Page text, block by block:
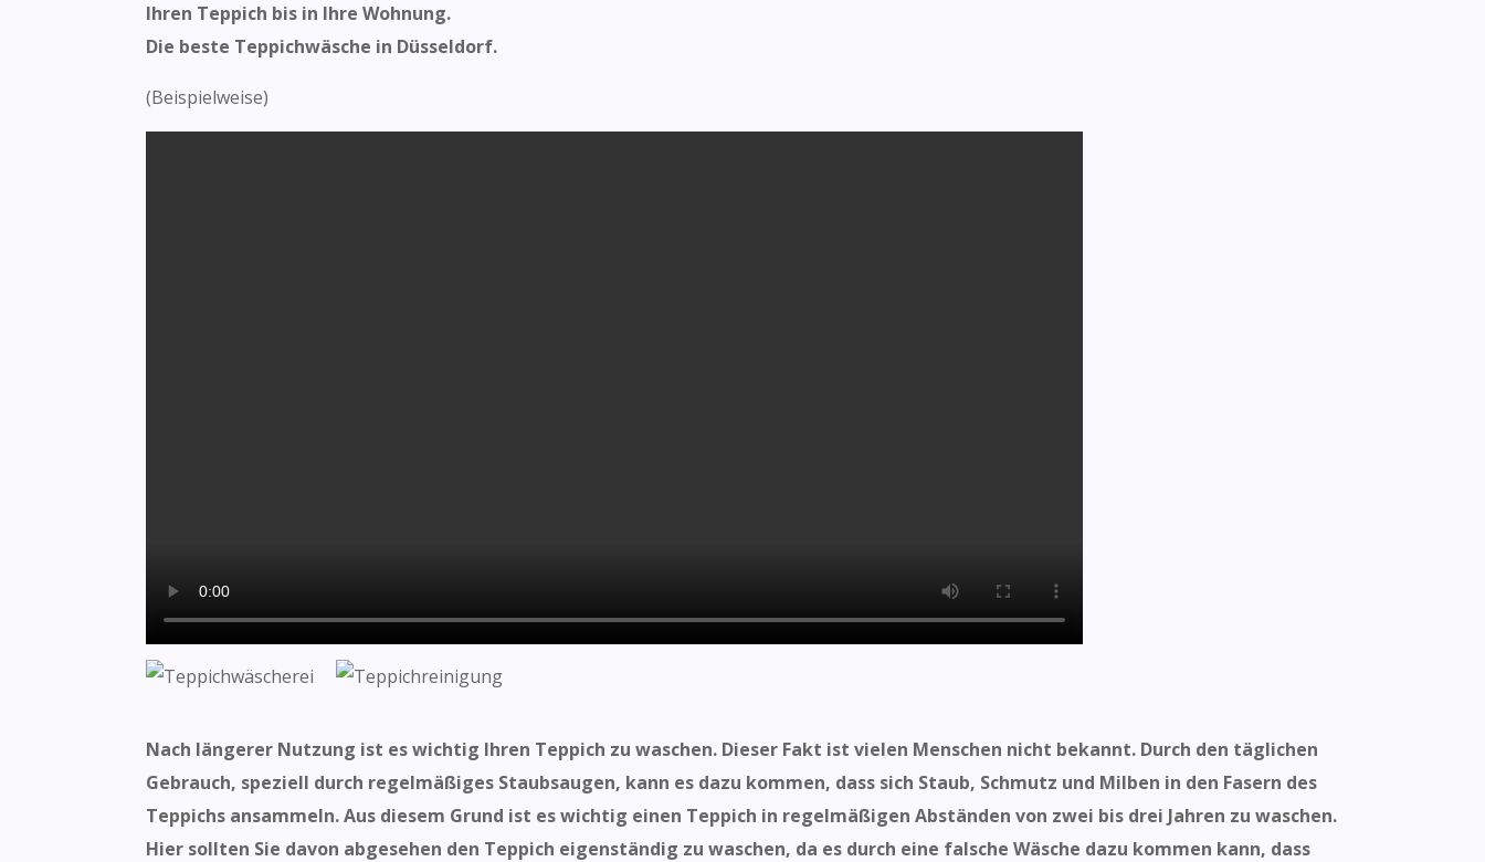
Ihren Teppich bis in Ihre Wohnung.
Die beste Teppichwäsche in Düsseldorf.
(Beispielweise)
Nach längerer Nutzung ist es wichtig Ihren Teppich zu waschen. Dieser Fakt ist vielen Menschen nicht bekannt. Durch den täglichen
Gebrauch, speziell durch regelmäßiges Staubsaugen, kann es dazu kommen, dass sich Staub, Schmutz und Milben in den Fasern des
Teppichs ansammeln. Aus diesem Grund ist es wichtig einen Teppich in regelmäßigen Abständen von zwei bis drei Jahren zu waschen.
Hier sollten Sie davon abgesehen den Teppich eigenständig zu waschen, da es durch eine falsche Wäsche dazu kommen kann, dass